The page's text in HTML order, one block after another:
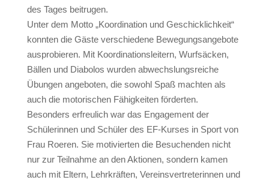
des Tages beitrugen.
Unter dem Motto „Koordination und Geschicklichkeit“
konnten die Gäste verschiedene Bewegungsangebote
ausprobieren. Mit Koordinationsleitern, Wurfsäcken,
Bällen und Diabolos wurden abwechslungsreiche
Übungen angeboten, die sowohl Spaß machten als
auch die motorischen Fähigkeiten förderten.
Besonders erfreulich war das Engagement der
Schülerinnen und Schüler des EF-Kurses in Sport von
Frau Roeren. Sie motivierten die Besuchenden nicht
nur zur Teilnahme an den Aktionen, sondern kamen
auch mit Eltern, Lehrkräften, Vereinsvertreterinnen und